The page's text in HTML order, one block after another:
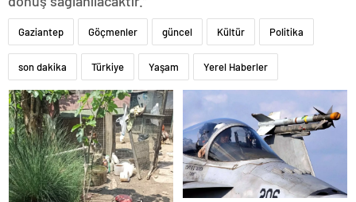
Gaziantep Göçmenler güncel Kültür Politika
son dakika Türkiye Yaşam Yerel Haberler